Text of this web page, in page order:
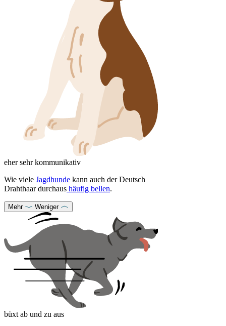
eher sehr kommunikativ
Wie viele Jagdhunde kann auch der Deutsch
Drahthaar durchaus häufig bellen.
Mehr Weniger
büxt ab und zu aus